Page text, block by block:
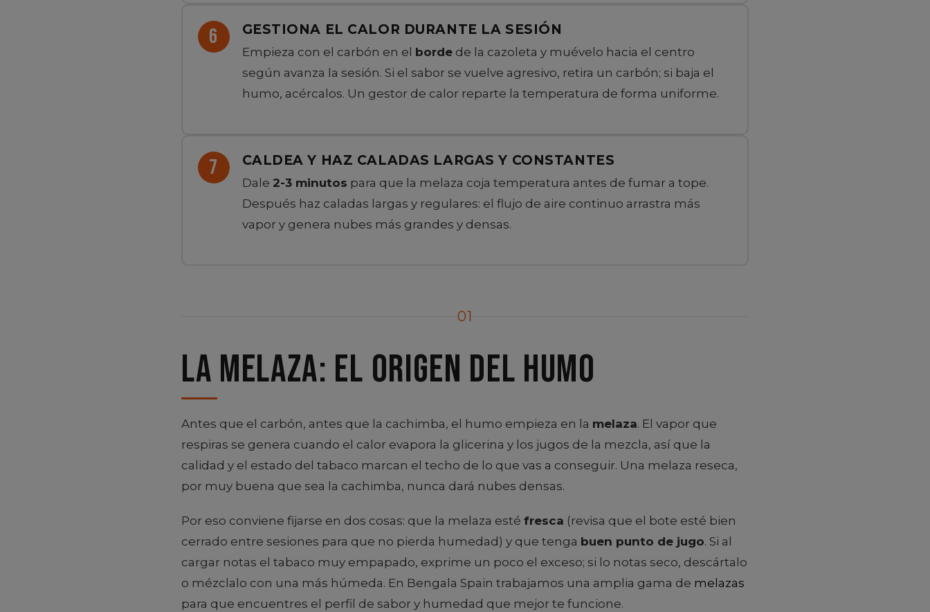
GESTIONA EL CALOR DURANTE LA SESIÓN
Empieza con el carbón en el bordede la cazoleta y muévelo hacia el centro
según avanza la sesión. Si el sabor se vuelve agresivo, retira un carbón; si baja el
humo, acércalos. Un gestor de calor reparte la temperatura de forma uniforme.
CALDEA Y HAZ CALADAS LARGAS Y CONSTANTES
Dale 2-3 minutos para que la melaza coja temperatura antes de fumar a tope.
Después haz caladas largas y regulares: el flujo de aire continuo arrastra más
vapor y genera nubes más grandes y densas.
01
La melaza: el origen del humo
Antes que el carbón, antes que la cachimba, el humo empieza en la melaza. El vapor que
respiras se genera cuando el calor evapora la glicerina y los jugos de la mezcla, así que la
calidad y el estado del tabaco marcan el techo de lo que vas a conseguir. Una melaza reseca,
por muy buena que sea la cachimba, nunca dará nubes densas.
Por eso conviene fijarse en dos cosas: que la melaza esté fresca (revisa que el bote esté bien
cerrado entre sesiones para que no pierda humedad) y que tenga buen punto de jugo. Si al
cargar notas el tabaco muy empapado, exprime un poco el exceso; si lo notas seco, descártalo
o mézclalo con una más húmeda. En Bengala Spain trabajamos una amplia gama de melazas
para que encuentres el perfil de sabor y humedad que mejor te funcione.